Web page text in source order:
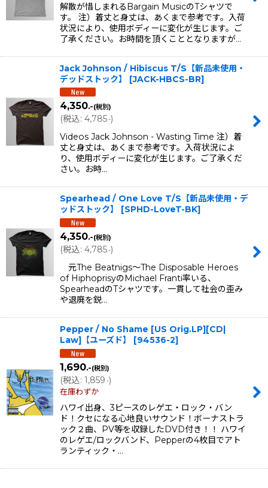
解散が惜しまれるBargain MusicのTシャツで
す。 注）着丈と身丈は、あくまで参考です。入荷
状況により、使用ボディーに変化が生じます。ご
了承ください。お時間を頂くこととなりますが…
Jack Johnson / Hibiscus T/S【新品未使用・
デッドストック】
[JACK-HBCS-BR]
4,350.-(税別)
(税込: 4,785.-)
Videos Jack Johnson - Wasting Time 注）着
丈と身丈は、あくまで参考です。入荷状況によ
り、使用ボディーに変化が生じます。ご了承くだ
さい。お時…
Spearhead / One Love T/S【新品未使用・デ
ッドストック】
[SPHD-LoveT-BK]
4,350.-(税別)
(税込: 4,785.-)
元The Beatnigs〜The Disposable Heroes
of HiphoprisyのMichael Franti率いる、
SpearheadのTシャツです。一貫して社会の歪み
や退廃を鋭…
Pepper / No Shame [US Orig.LP][CD|
Law]【ユーズド】
[94536-2]
1,690.-(税別)
(税込: 1,859.-)
在庫わずか
ハワイ出身、3ピースのレゲエ・ロック・バン
ド！クセになる心地良いサウンド！ボーナストラ
ック２曲、PV等を収録したDVD付き！！ ハワイ
のレゲエ/ロックバンド、Pepperの4枚目でアト
ランティック・…